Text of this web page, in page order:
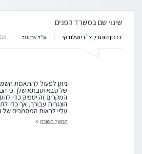
שינוי שם במשרד הפנים
דרכון הונגרי, צ`כי וסלובקי עו"ד ערן וגנר
ניתן לפעול להתאמת
של סבא וסבתא שלך כי
המקרים זה יספיק כדי
הונגרית עבורך, אך כדי
עליי לראות המסמכים
המשך תשובה